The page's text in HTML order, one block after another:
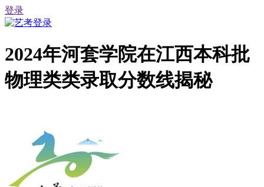
登录
2024年河套学院在江西本科批
物理类类录取分数线揭秘